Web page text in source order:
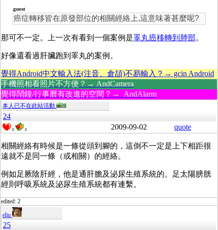
guest
癌症轉移皆在原發部位的相關經絡上,這意味著甚麼呢?
那可不一定。上一次有看到一個案例是睪丸癌移轉到肺部。
好像還看過肝臟跑到睪丸的案例。
覺得Android中文輸入法(注音、倉頡)不易輸入？→ gcin Android
手機照相看照片不方便？→ AndCamera
覺得鬧鐘/行事曆有改進的空間？→ AndAlarm
本人已不在此站活動
24
0 0 2009-09-02 quote
相關經絡有時候是一條從頭到腳的，這倒不一定是上下相距很
遠就不是同一條（或相關）的經絡。
例如足厥陰肝經，他是通肝膽及泌尿生殖系統的。足太陽膀胱
經則呼吸系統及泌尿生殖系統都有連繫。
edited: 2
eliu
25